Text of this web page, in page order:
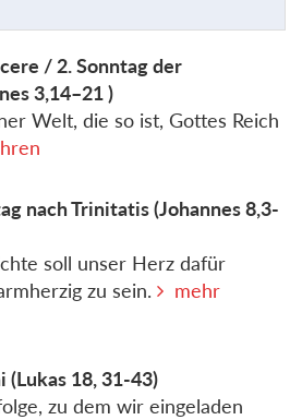
/ 2. Sonntag der
3,14–21 )
Welt, die so ist, Gottes Reich
nach Trinitatis(Johannes 8,3-
soll unser Herz dafür
zu sein.
mehr
(Lukas 18, 31-43)
zu dem wir eingeladen